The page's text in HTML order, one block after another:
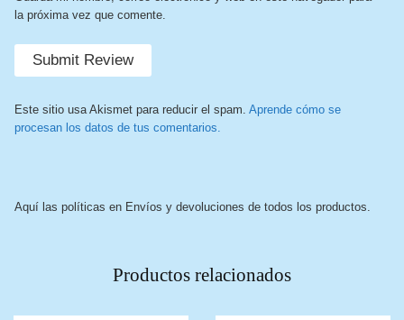
la próxima vez que comente.
Este sitio usa Akismet para reducir el spam. Aprende cómo se
procesan los datos de tus comentarios.
Aquí las políticas en Envíos y devoluciones de todos los productos.
Productos relacionados